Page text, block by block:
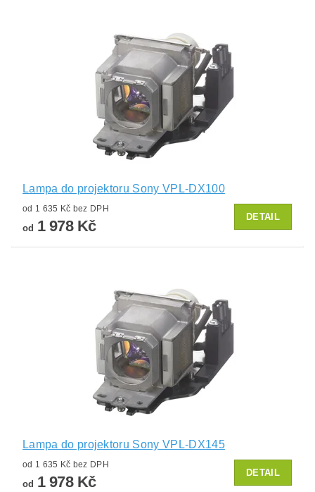
Lampa do projektoru Sony VPL-DX100
od 1 635 Kč bez DPH
od 1 978 Kč
DETAIL
Lampa do projektoru Sony VPL-DX145
od 1 635 Kč bez DPH
od 1 978 Kč
DETAIL